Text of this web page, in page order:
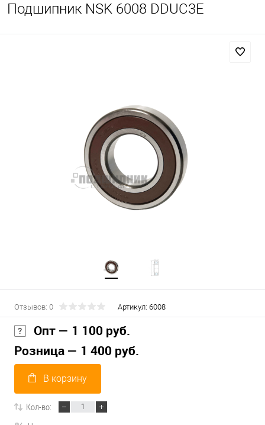
Подшипник NSK 6008 DDUC3E
Отзывов: 0 Артикул: 6008
Опт — 1 100 руб.
Розница — 1 400 руб.
В корзину
Кол-во: